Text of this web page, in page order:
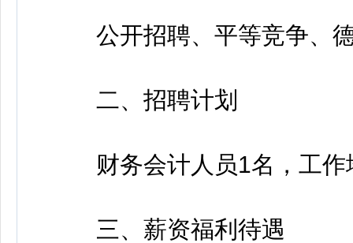
公开招聘、平等竞争、德
二、招聘计划
财务会计人员1名，工作
三、薪资福利待遇